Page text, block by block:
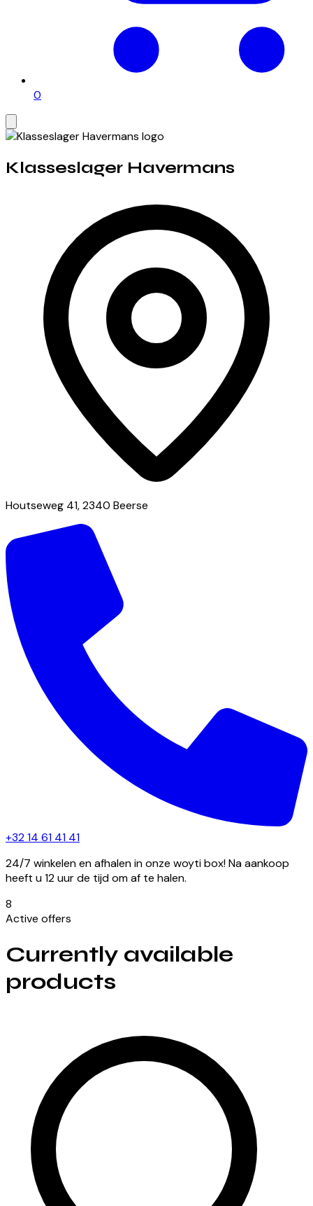
0
Klasseslager Havermans
Houtseweg 41, 2340 Beerse
+32 14 61 41 41
24/7 winkelen en afhalen in onze woyti box! Na aankoop
heeft u 12 uur de tijd om af te halen.
8
Active offers
Currently available
products